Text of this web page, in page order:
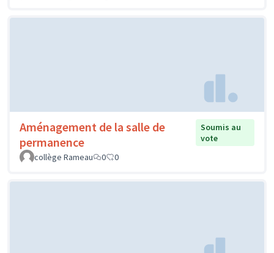
Aménagement de la salle de
permanence
Soumis au
vote
collège Rameau
0 0